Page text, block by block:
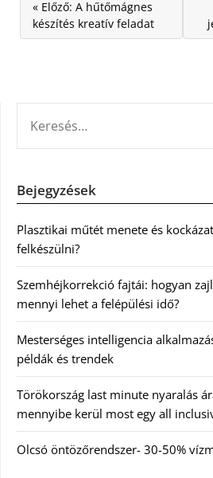
« Előző: A hűtőmágnes
készítés kreatív feladat
Bejegyzések
Plasztikai műtét menete és
felkészülni?
Szemhéjkorrekció fajtái: hogyan
mennyi lehet a felépülési idő?
Mesterséges intelligencia
példák és trendek
Törökország last minute nyaralás
mennyibe kerül most egy all
Olcsó öntözőrendszer- 30-50%